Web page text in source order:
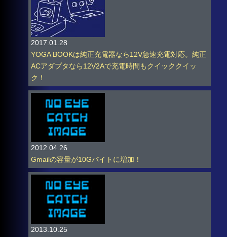
2017.01.28
YOGA BOOKは純正充電器なら12V急速充電対応。純正
ACアダプタなら12V2Aで充電時間もクイッククイッ
ク！
2012.04.26
Gmailの容量が10Gバイトに増加！
2013.10.25